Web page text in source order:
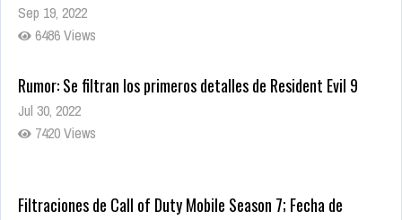
Sep 19, 2022
6486 Views
Rumor: Se filtran los primeros detalles de Resident Evil 9
Jul 30, 2022
7420 Views
Filtraciones de Call of Duty Mobile Season 7; Fecha de